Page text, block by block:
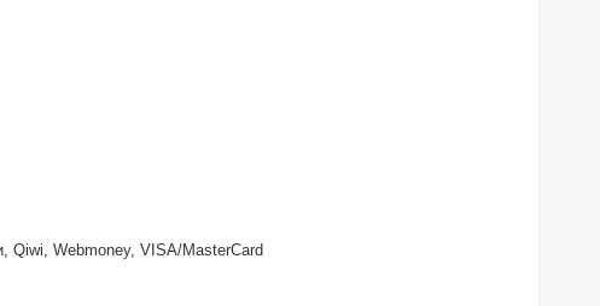
Qiwi, Webmoney, VISA/MasterCard